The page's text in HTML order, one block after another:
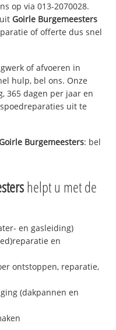
op via 013-2070028.
Goirle Burgemeesters
of offerte dus snel
of afvoeren in
hulp, bel ons. Onze
365 dagen per jaar en
uit te
Goirle Burgemeesters: bel
helpt u met de
en gasleiding)
en
ontstoppen, reparatie,
(dakpannen en